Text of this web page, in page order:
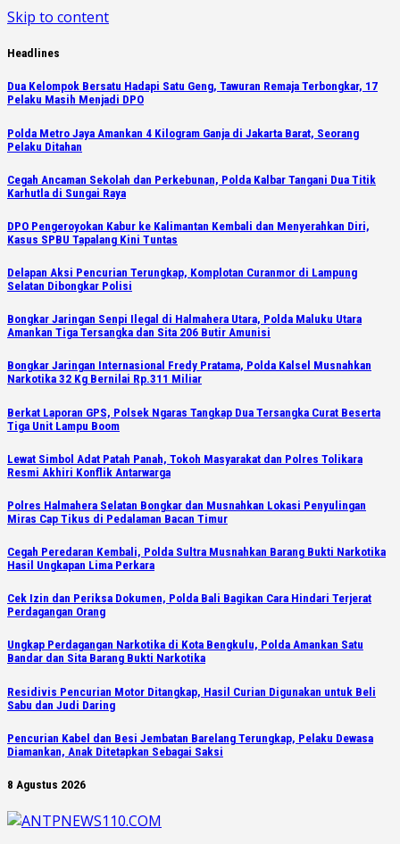
Skip to content
Headlines
Dua Kelompok Bersatu Hadapi Satu Geng, Tawuran Remaja Terbongkar, 17
Pelaku Masih Menjadi DPO
Polda Metro Jaya Amankan 4 Kilogram Ganja di Jakarta Barat, Seorang
Pelaku Ditahan
Cegah Ancaman Sekolah dan Perkebunan, Polda Kalbar Tangani Dua Titik
Karhutla di Sungai Raya
DPO Pengeroyokan Kabur ke Kalimantan Kembali dan Menyerahkan Diri,
Kasus SPBU Tapalang Kini Tuntas
Delapan Aksi Pencurian Terungkap, Komplotan Curanmor di Lampung
Selatan Dibongkar Polisi
Bongkar Jaringan Senpi Ilegal di Halmahera Utara, Polda Maluku Utara
Amankan Tiga Tersangka dan Sita 206 Butir Amunisi
Bongkar Jaringan Internasional Fredy Pratama, Polda Kalsel Musnahkan
Narkotika 32 Kg Bernilai Rp.311 Miliar
Berkat Laporan GPS, Polsek Ngaras Tangkap Dua Tersangka Curat Beserta
Tiga Unit Lampu Boom
Lewat Simbol Adat Patah Panah, Tokoh Masyarakat dan Polres Tolikara
Resmi Akhiri Konflik Antarwarga
Polres Halmahera Selatan Bongkar dan Musnahkan Lokasi Penyulingan
Miras Cap Tikus di Pedalaman Bacan Timur
Cegah Peredaran Kembali, Polda Sultra Musnahkan Barang Bukti Narkotika
Hasil Ungkapan Lima Perkara
Cek Izin dan Periksa Dokumen, Polda Bali Bagikan Cara Hindari Terjerat
Perdagangan Orang
Ungkap Perdagangan Narkotika di Kota Bengkulu, Polda Amankan Satu
Bandar dan Sita Barang Bukti Narkotika
Residivis Pencurian Motor Ditangkap, Hasil Curian Digunakan untuk Beli
Sabu dan Judi Daring
Pencurian Kabel dan Besi Jembatan Barelang Terungkap, Pelaku Dewasa
Diamankan, Anak Ditetapkan Sebagai Saksi
8 Agustus 2026